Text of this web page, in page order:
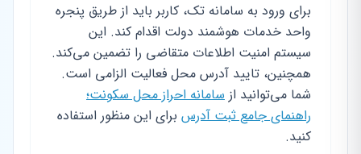
برای ورود به سامانه تک، کاربر باید از طریق پنجره
واحد خدمات هوشمند دولت اقدام کند. این
سیستم امنیت اطلاعات متقاضی را تضمین می‌کند.
همچنین، تایید آدرس محل فعالیت الزامی است.
شما می‌توانید از سامانه احراز محل سکونت؛
راهنمای جامع ثبت آدرس برای این منظور استفاده
کنید.